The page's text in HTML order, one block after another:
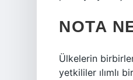
NOTA
Ülkelerin
yetkililer ılımlı